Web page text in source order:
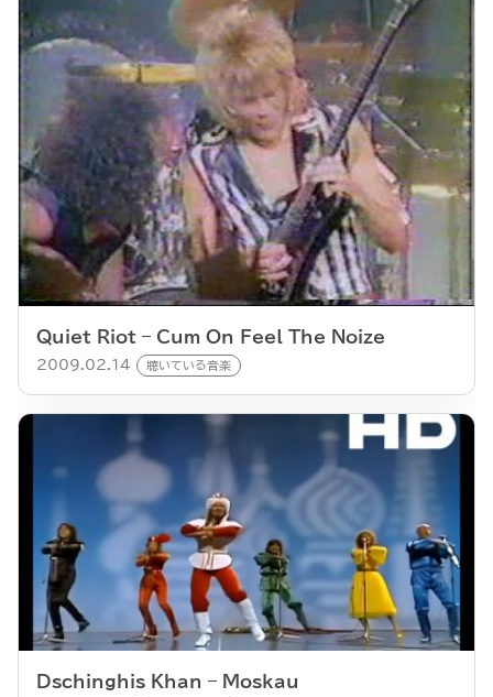
Quiet Riot – Cum On Feel The Noize
2009.02.14 聴いている音楽
Dschinghis Khan – Moskau